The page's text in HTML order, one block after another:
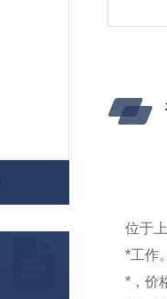
位于
*工作
*，价